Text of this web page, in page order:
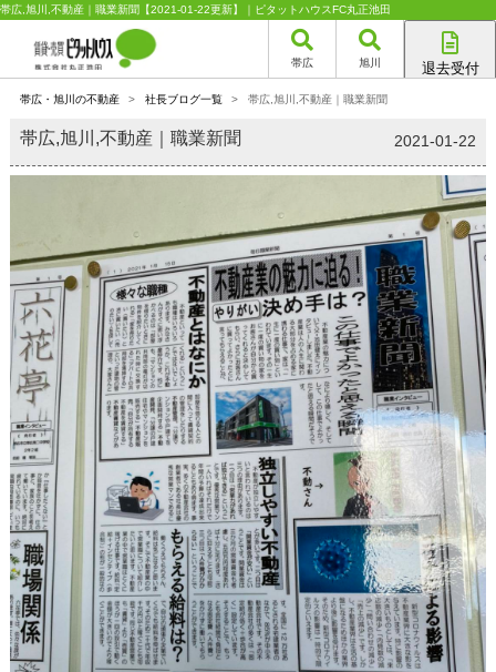
帯広,旭川,不動産｜職業新聞【2021-01-22更新】｜ピタットハウスFC丸正池田
帯広 旭川 退去受付
帯広・旭川の不動産 > 社長ブログ一覧 > 帯広,旭川,不動産｜職業新聞
帯広,旭川,不動産｜職業新聞 2021-01-22